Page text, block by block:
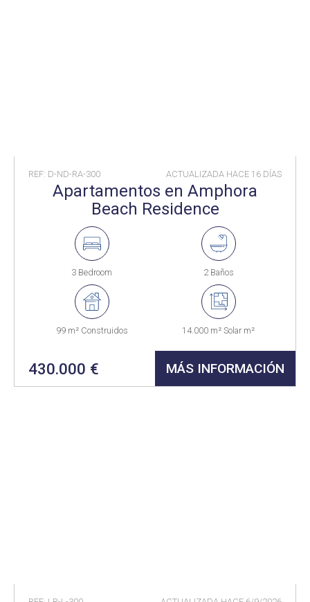
REF: D-ND-RA-300 ACTUALIZADA HACE 16 DÍAS
Apartamentos en Amphora
Beach Residence
3 Bedroom 2 Baños
99 m² Construidos 14.000 m² Solar m²
430.000 € MÁS INFORMACIÓN